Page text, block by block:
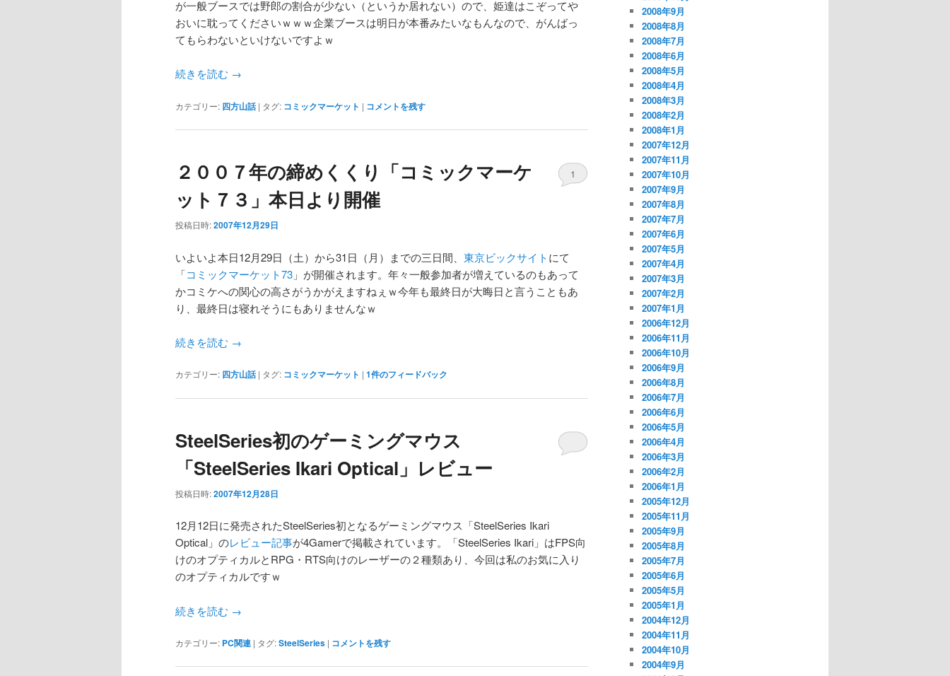
が一般ブースでは野郎の割合が少ない（というか居れない）ので、姫達はこぞってや
おいに耽ってくださいｗｗｗ企業ブースは明日が本番みたいなもんなので、がんばっ
てもらわないといけないですよｗ
続きを読む →
カテゴリー: 四方山話 | タグ: コミックマーケット | コメントを残す
２００７年の締めくくり「コミックマーケ
ット７３」本日より開催
投稿日時:2007年12月29日
1
いよいよ本日12月29日（土）から31日（月）までの三日間、 東京ビックサイトにて
「コミックマーケット73 」が開催されます。年々一般参加者が増えているのもあって
かコミケへの関心の高さがうかがえますねぇｗ今年も最終日が大晦日と言うこともあ
り、最終日は寝れそうにもありませんなｗ
続きを読む →
カテゴリー: 四方山話 | タグ: コミックマーケット | 1件のフィードバック
SteelSeries初のゲーミングマウス
「SteelSeries Ikari Optical」レビュー
投稿日時:2007年12月28日
12月12日に発売されたSteelSeries初となるゲーミングマウス「SteelSeries Ikari
Optical」のレビュー記事が4Gamerで掲載されています。「SteelSeries Ikari」はFPS向
けのオプティカルとRPG・RTS向けのレーザーの２種類あり、今回は私のお気に入り
のオプティカルですｗ
続きを読む →
カテゴリー: PC関連 | タグ:SteelSeries | コメントを残す
2008年9月
2008年8月
2008年7月
2008年6月
2008年5月
2008年4月
2008年3月
2008年2月
2008年1月
2007年12月
2007年11月
2007年10月
2007年9月
2007年8月
2007年7月
2007年6月
2007年5月
2007年4月
2007年3月
2007年2月
2007年1月
2006年12月
2006年11月
2006年10月
2006年9月
2006年8月
2006年7月
2006年6月
2006年5月
2006年4月
2006年3月
2006年2月
2006年1月
2005年12月
2005年11月
2005年9月
2005年8月
2005年7月
2005年6月
2005年5月
2005年1月
2004年12月
2004年11月
2004年10月
2004年9月